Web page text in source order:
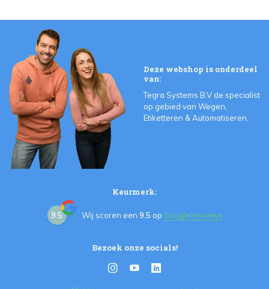
Deze webshop is onderdeel
van:
Tegra Systems B.V de specialist
op gebied van Wegen,
Etiketteren & Automatiseren.
Keurmerk:
9.5 Wij scoren een 9.5 op Google reviews
Bezoek onze socials!